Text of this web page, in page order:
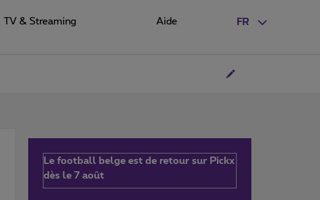
FR
TV & Streaming Aide
Le football belge est de retour sur Pickx
dès le 7 août